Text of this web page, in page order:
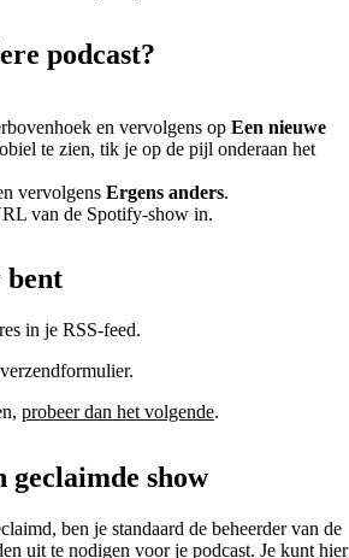
podcast?
en vervolgens op Een nieuwe
te zien, tik je op de pijl onderaan het
vervolgens Ergens anders.
van de Spotify-show in.
bent
in je RSS-feed.
probeer dan het volgende.
geclaimde show
ben je standaard de beheerder van de
uit te nodigen voor je podcast. Je kunt hier